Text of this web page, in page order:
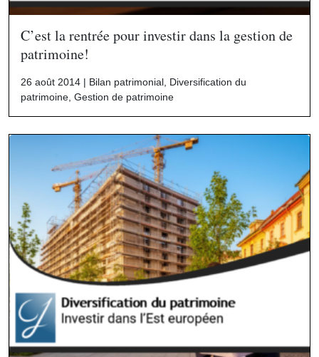
C’est la rentrée pour investir dans la gestion de
patrimoine!
26 août 2014 | Bilan patrimonial , Diversification du
patrimoine, Gestion de patrimoine